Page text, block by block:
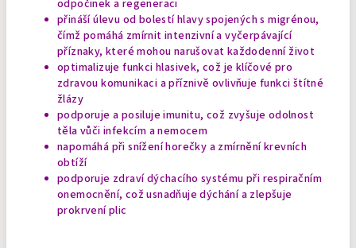
odpočinek a regeneraci
přináší úlevu od bolestí hlavy spojených s migrénou,
čímž pomáhá zmírnit intenzivní a vyčerpávající
příznaky, které mohou narušovat každodenní život
optimalizuje funkci hlasivek, což je klíčové pro
zdravou komunikaci a příznivě ovlivňuje funkci štítné
žlázy
podporuje a posiluje imunitu, což zvyšuje odolnost
těla vůči infekcím a nemocem
napomáhá při snížení horečky a zmírnění krevních
obtíží
podporuje zdraví dýchacího systému při respiračním
onemocnění, což usnadňuje dýchání a zlepšuje
prokrvení plic